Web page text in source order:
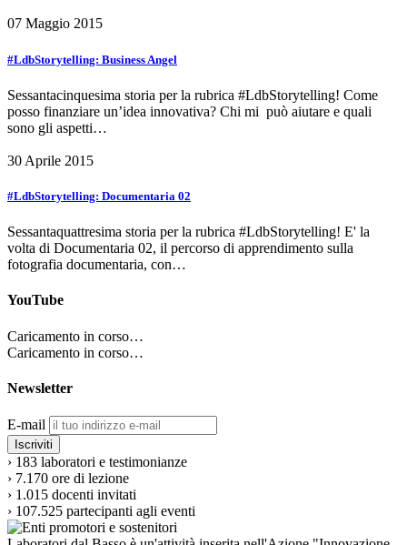
07 Maggio 2015
#LdbStorytelling: Business Angel
Sessantacinquesima storia per la rubrica #LdbStorytelling! Come
posso finanziare un’idea innovativa? Chi mi può aiutare e quali
sono gli aspetti…
30 Aprile 2015
#LdbStorytelling: Documentaria 02
Sessantaquattresima storia per la rubrica #LdbStorytelling! E' la
volta di Documentaria 02, il percorso di apprendimento sulla
fotografia documentaria, con…
YouTube
Caricamento in corso…
Caricamento in corso…
Newsletter
E-mail
› 183 laboratori e testimonianze
› 7.170 ore di lezione
› 1.015 docenti invitati
› 107.525 partecipanti agli eventi